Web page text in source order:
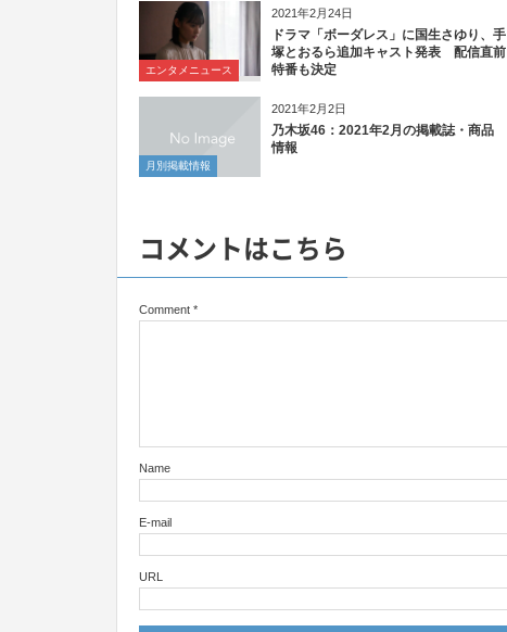
2021年2月24日
エンタメニュース
ドラマ「ボーダレス」に国生さゆり、手
塚とおるら追加キャスト発表 配信直前
特番も決定
2021年2月2日
月別掲載情報
乃木坂46：2021年2月の掲載誌・商品
情報
コメントはこちら
Comment *
Name
E-mail
URL